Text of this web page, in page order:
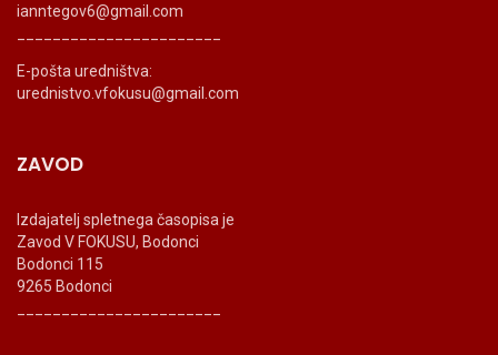
ianntegov6@gmail.com
E-pošta uredništva:
urednistvo.vfokusu@gmail.com
ZAVOD
Izdajatelj spletnega časopisa je
Zavod V FOKUSU, Bodonci
Bodonci 115
9265 Bodonci